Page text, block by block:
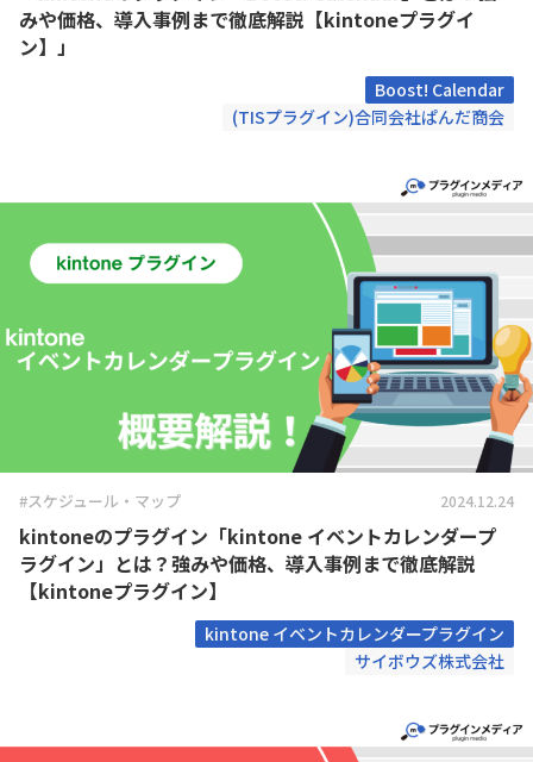
みや価格、導入事例まで徹底解説【kintoneプラグイ
ン】」
Boost! Calendar
(TISプラグイン)合同会社ぱんだ商会
#スケジュール・マップ 2024.12.24
kintoneのプラグイン「kintone イベントカレンダープ
ラグイン」とは？強みや価格、導入事例まで徹底解説
【kintoneプラグイン】
kintone イベントカレンダープラグイン
サイボウズ株式会社